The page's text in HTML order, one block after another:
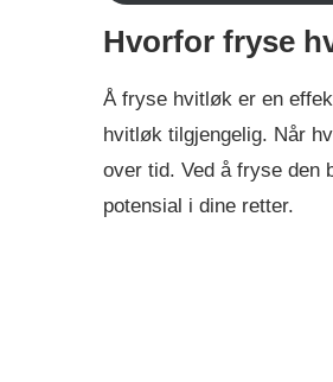
Hvorfor fryse
Å fryse hvitløk er en
hvitløk tilgjengelig. Når
over tid. Ved å fryse den
potensial i dine retter.